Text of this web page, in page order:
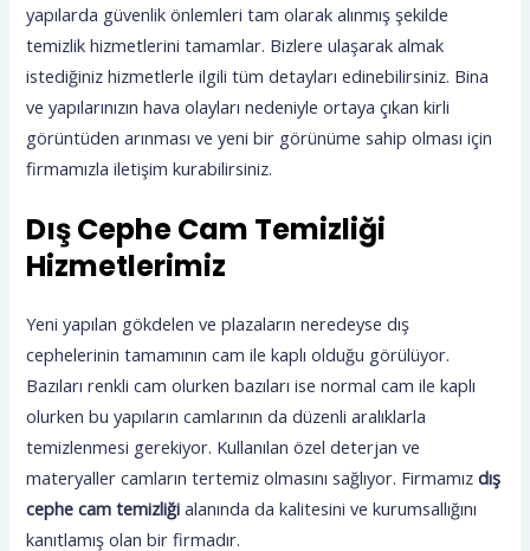
yapılarda güvenlik önlemleri tam olarak alınmış şekilde
temizlik hizmetlerini tamamlar. Bizlere ulaşarak almak
istediğiniz hizmetlerle ilgili tüm detayları edinebilirsiniz. Bina
ve yapılarınızın hava olayları nedeniyle ortaya çıkan kirli
görüntüden arınması ve yeni bir görünüme sahip olması için
firmamızla iletişim kurabilirsiniz.
Dış Cephe Cam Temizliği
Hizmetlerimiz
Yeni yapılan gökdelen ve plazaların neredeyse dış
cephelerinin tamamının cam ile kaplı olduğu görülüyor.
Bazıları renkli cam olurken bazıları ise normal cam ile kaplı
olurken bu yapıların camlarının da düzenli aralıklarla
temizlenmesi gerekiyor. Kullanılan özel deterjan ve
materyaller camların tertemiz olmasını sağlıyor. Firmamızdış
cephe cam temizliğialanında da kalitesini ve kurumsallığını
kanıtlamış olan bir firmadır.